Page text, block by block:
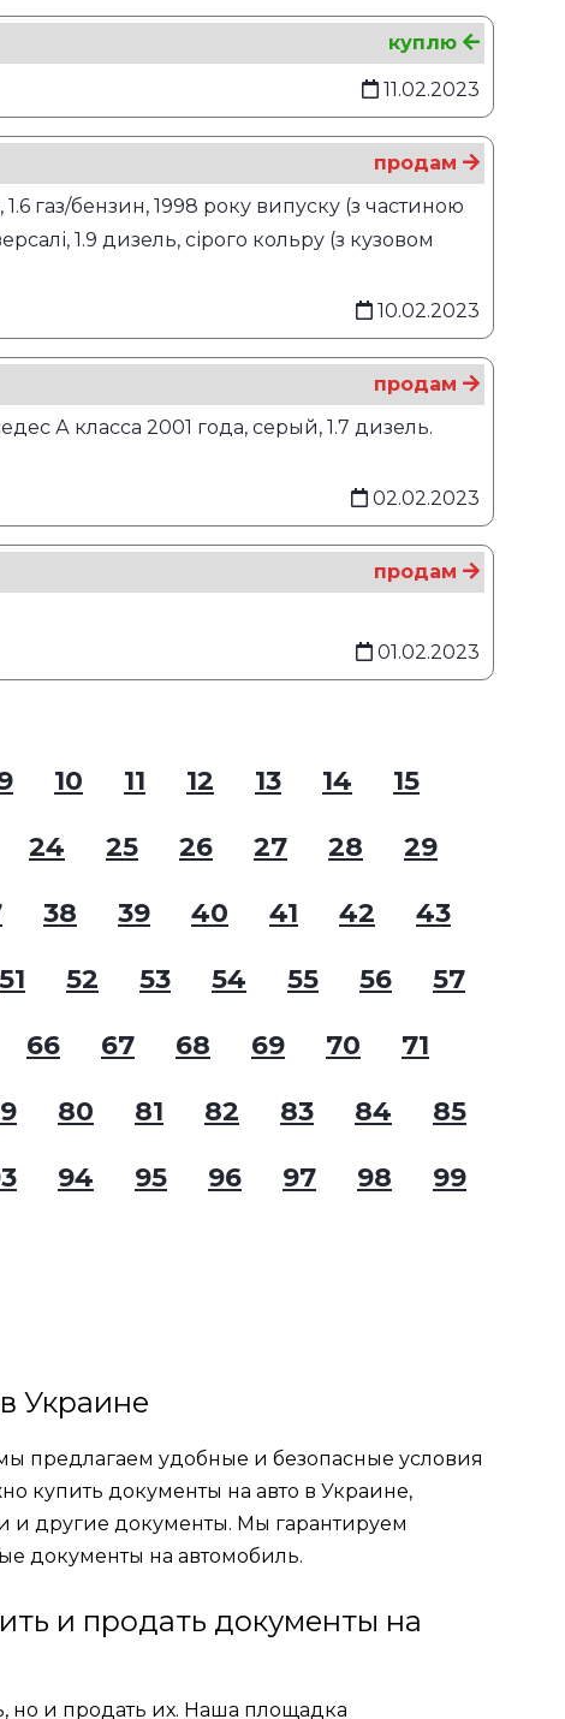
куплю
11.02.2023
продам
газ/бензин, 1998 року випуску (з частиною
1.9 дизель, сірого кольру (з кузовом
10.02.2023
продам
А класса 2001 года, серый, 1.7 дизель.
02.02.2023
продам
01.02.2023
10 11 12 13 14 15
24 25 26 27 28 29
38 39 40 41 42 43
51 52 53 54 55 56 57
66 67 68 69 70 71
80 81 82 83 84 85
94 95 96 97 98 99
Украине
предлагаем удобные и безопасные условия
купить документы на авто в Украине,
и другие документы. Мы гарантируем
документы на автомобиль.
и продать документы на
но и продать их. Наша площадка